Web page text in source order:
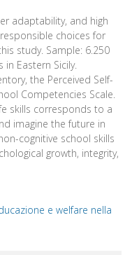
adaptability, and high
choices for
study. Sample: 6.250
Eastern Sicily.
the Perceived Self-
Competencies Scale.
skills corresponds to a
imagine the future in
cognitive school skills
growth, integrity,
e welfare nella